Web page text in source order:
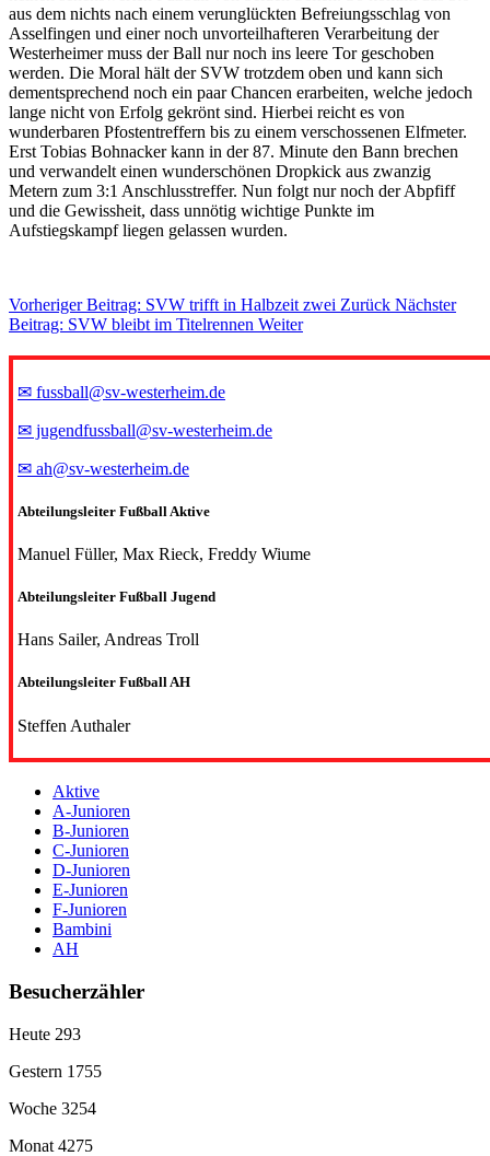
aus dem nichts nach einem verunglückten Befreiungsschlag von
Asselfingen und einer noch unvorteilhafteren Verarbeitung der
Westerheimer muss der Ball nur noch ins leere Tor geschoben
werden. Die Moral hält der SVW trotzdem oben und kann sich
dementsprechend noch ein paar Chancen erarbeiten, welche jedoch
lange nicht von Erfolg gekrönt sind. Hierbei reicht es von
wunderbaren Pfostentreffern bis zu einem verschossenen Elfmeter.
Erst Tobias Bohnacker kann in der 87. Minute den Bann brechen
und verwandelt einen wunderschönen Dropkick aus zwanzig
Metern zum 3:1 Anschlusstreffer. Nun folgt nur noch der Abpfiff
und die Gewissheit, dass unnötig wichtige Punkte im
Aufstiegskampf liegen gelassen wurden.
Vorheriger Beitrag: SVW trifft in Halbzeit zwei Zurück Nächster
Beitrag: SVW bleibt im Titelrennen Weiter
✉ fussball@sv-westerheim.de
✉ jugendfussball@sv-westerheim.de
✉ ah@sv-westerheim.de
Abteilungsleiter Fußball Aktive
Manuel Füller, Max Rieck, Freddy Wiume
Abteilungsleiter Fußball Jugend
Hans Sailer, Andreas Troll
Abteilungsleiter Fußball AH
Steffen Authaler
Aktive
A-Junioren
B-Junioren
C-Junioren
D-Junioren
E-Junioren
F-Junioren
Bambini
AH
Besucherzähler
Heute 293
Gestern 1755
Woche 3254
Monat 4275